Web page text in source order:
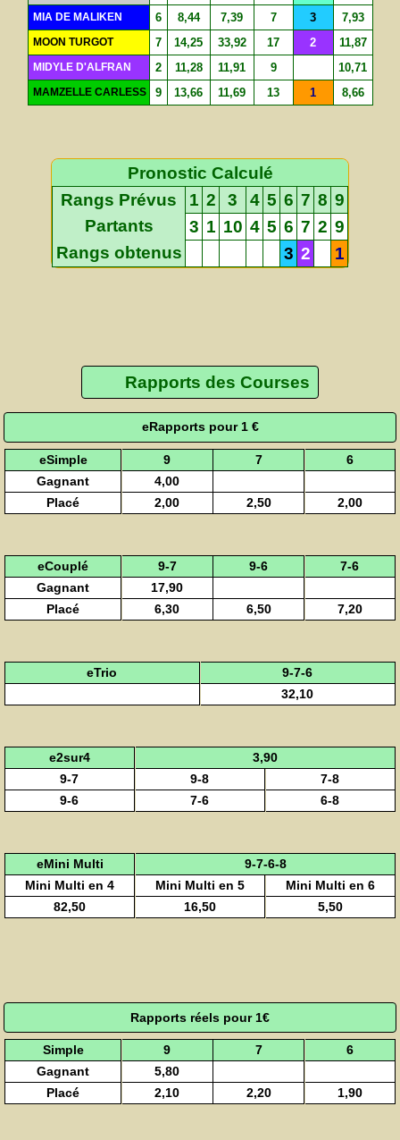
MIA DE MALIKEN 6 8,44 7,39 7 3 7,93
MOON TURGOT 7 14,25 33,92 17 2 11,87
MIDYLE D'ALFRAN 2 11,28 11,91 9 10,71
MAMZELLE CARLESS 9 13,66 11,69 13 1 8,66
Pronostic Calculé
Rangs Prévus
1 2 3 4 5 6 7 8 9
Partants
3 1 10 4 5 6 7 2 9
Rangs obtenus
3 2 1
Rapports des Courses
eRapports pour 1 €
eSimple 9 7
6
Gagnant
4,00
Placé
2,00 2,50 2,00
eCouplé 9-7 9-6
7-6
Gagnant
17,90
Placé
6,30 6,50 7,20
eTrio
9-7-6
32,10
e2sur4
3,90
9-7
9-8
7-8
9-6
7-6 6-8
eMini Multi
9-7-6-8
Mini Multi en 4
Mini Multi en 5
Mini Multi en 6
82,50
16,50 5,50
Rapports réels pour 1€
Simple 9 7
6
Gagnant
5,80
Placé
2,10 2,20 1,90